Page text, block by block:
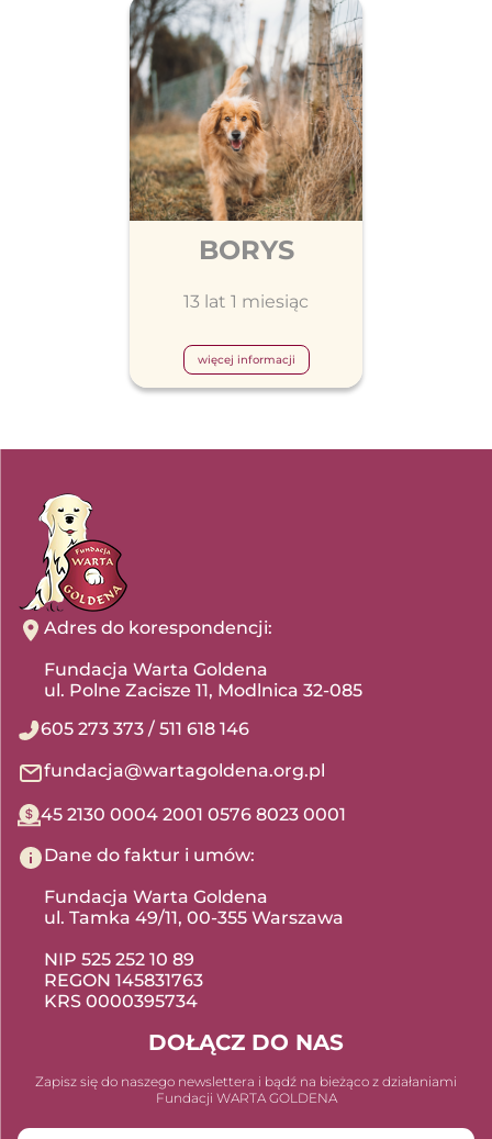
BORYS
13 lat 1 miesiąc
więcej informacji
Adres do korespondencji:
Fundacja Warta Goldena
ul. Polne Zacisze 11, Modlnica 32-085
605 273 373 / 511 618 146
fundacja@wartagoldena.org.pl
45 2130 0004 2001 0576 8023 0001
Dane do faktur i umów:
Fundacja Warta Goldena
ul. Tamka 49/11, 00-355 Warszawa
NIP 525 252 10 89
REGON 145831763
KRS 0000395734
DOŁĄCZ DO NAS
Zapisz się do naszego newslettera i bądź na bieżąco z działaniami
Fundacji WARTA GOLDENA